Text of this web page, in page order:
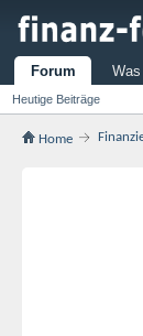
Forum
Heutige Beiträge
Home